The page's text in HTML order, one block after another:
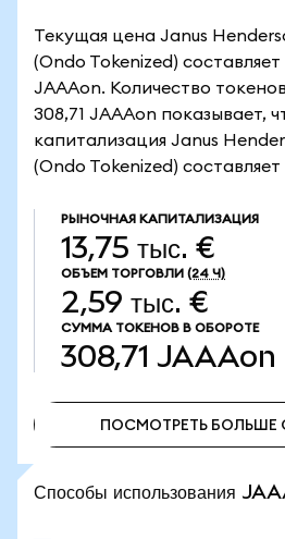
Текущая цена Janus
(Ondo Tokenized)
JAAAon. Количество
308,71 JAAAon показывает,
капитализация Janus
(Ondo Tokenized)
РЫНОЧНАЯ КАПИТАЛИЗАЦИЯ
13,75 тыс. €
ОБЪЕМ ТОРГОВЛИ (24 Ч)
2,59 тыс. €
СУММА ТОКЕНОВ В ОБОРОТЕ
308,71 JAAAon
ПОСМОТРЕТЬ БОЛЬШЕ
Способы использования